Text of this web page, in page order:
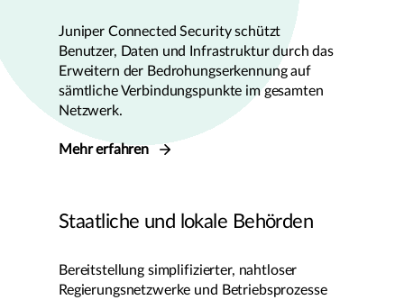
Juniper Connected Security schützt
Benutzer, Daten und Infrastruktur durch das
Erweitern der Bedrohungserkennung auf
sämtliche Verbindungspunkte im gesamten
Netzwerk.
Mehr erfahren
Staatliche und lokale Behörden
Bereitstellung simplifizierter, nahtloser
Regierungsnetzwerke und Betriebsprozesse